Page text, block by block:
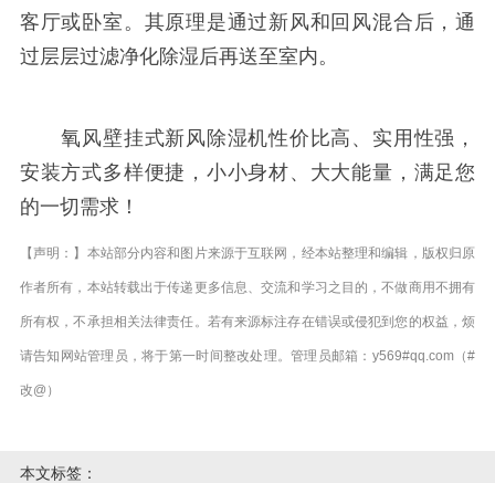
客厅或卧室。其原理是通过新风和回风混合后，通
过层层过滤净化除湿后再送至室内。
氧风壁挂式新风除湿机性价比高、实用性强，
安装方式多样便捷，小小身材、大大能量，满足您
的一切需求！
【声明：】本站部分内容和图片来源于互联网，经本站整理和编辑，版权归原
作者所有，本站转载出于传递更多信息、交流和学习之目的，不做商用不拥有
所有权，不承担相关法律责任。若有来源标注存在错误或侵犯到您的权益，烦
请告知网站管理员，将于第一时间整改处理。管理员邮箱：y569#qq.com（#
改@）
本文标签：